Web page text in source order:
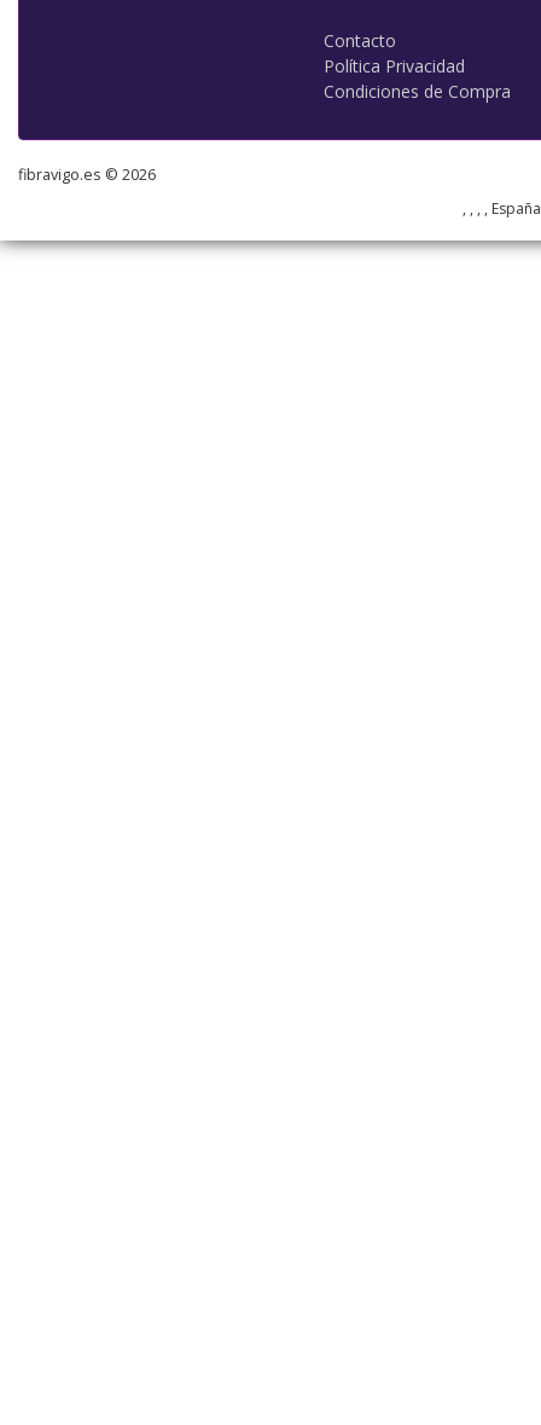
Contacto
Política Privacidad
Condiciones de Compra
fibravigo.es © 2026
, , , ,